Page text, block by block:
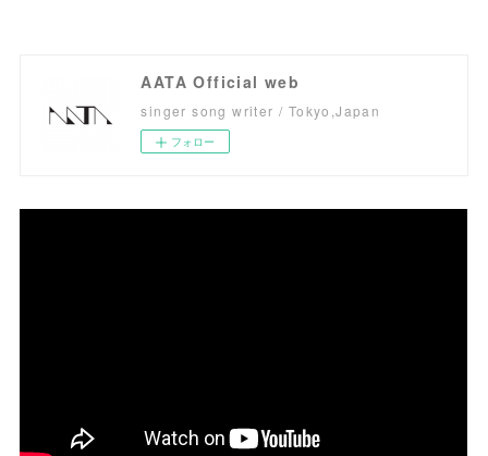
AATA Official web
singer song writer / Tokyo,Japan
フォロー